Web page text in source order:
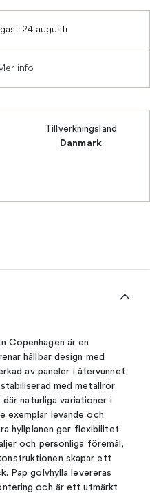
24 augusti
info
Tillverkningsland
Danmark
Copenhagen är en
hållbar design med
av paneler i återvunnet
med metallrör
naturliga variationer i
exemplar levande och
hyllplanen ger flexibilitet
och personliga föremål,
skapar ett
Pap golvhylla levereras
och är ett utmärkt